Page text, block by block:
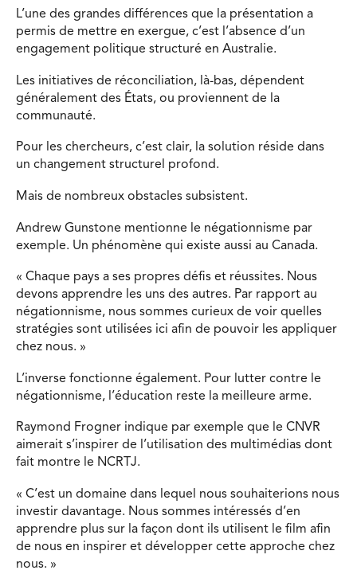
L’une des grandes différences que la présentation a
permis de mettre en exergue, c’est l’absence d’un
engagement politique structuré en Australie.
Les initiatives de réconciliation, là-bas, dépendent
généralement des États, ou proviennent de la
communauté.
Pour les chercheurs, c’est clair, la solution réside dans
un changement structurel profond.
Mais de nombreux obstacles subsistent.
Andrew Gunstone mentionne le négationnisme par
exemple. Un phénomène qui existe aussi au Canada.
« Chaque pays a ses propres défis et réussites. Nous
devons apprendre les uns des autres. Par rapport au
négationnisme, nous sommes curieux de voir quelles
stratégies sont utilisées ici afin de pouvoir les appliquer
chez nous. »
L’inverse fonctionne également. Pour lutter contre le
négationnisme, l’éducation reste la meilleure arme.
Raymond Frogner indique par exemple que le CNVR
aimerait s’inspirer de l’utilisation des multimédias dont
fait montre le NCRTJ.
« C’est un domaine dans lequel nous souhaiterions nous
investir davantage. Nous sommes intéressés d’en
apprendre plus sur la façon dont ils utilisent le film afin
de nous en inspirer et développer cette approche chez
nous. »